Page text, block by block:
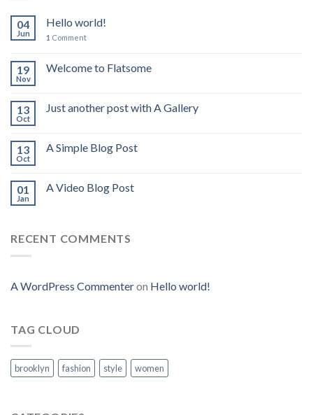
04
Jun
Hello world!
1 Comment
19
Nov
Welcome to Flatsome
13
Oct
Just another post with A Gallery
13
Oct
A Simple Blog Post
01
Jan
A Video Blog Post
RECENT COMMENTS
A WordPress Commenteron Hello world!
TAG CLOUD
brooklyn fashion style women